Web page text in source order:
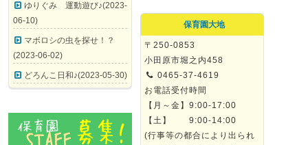
ゆりぐみ 運動遊び♪(2023-
06-10)
マボロシの虫を探せ！？
(2023-06-02)
どろんこ日和♪(2023-05-30)
保育園大地
〒250-0853
小田原市堀之内458
0465-37-4619
お電話受付時間
【月～金】9:00-17:00
【土】 9:00-14:00
(行事等の都合により出られ